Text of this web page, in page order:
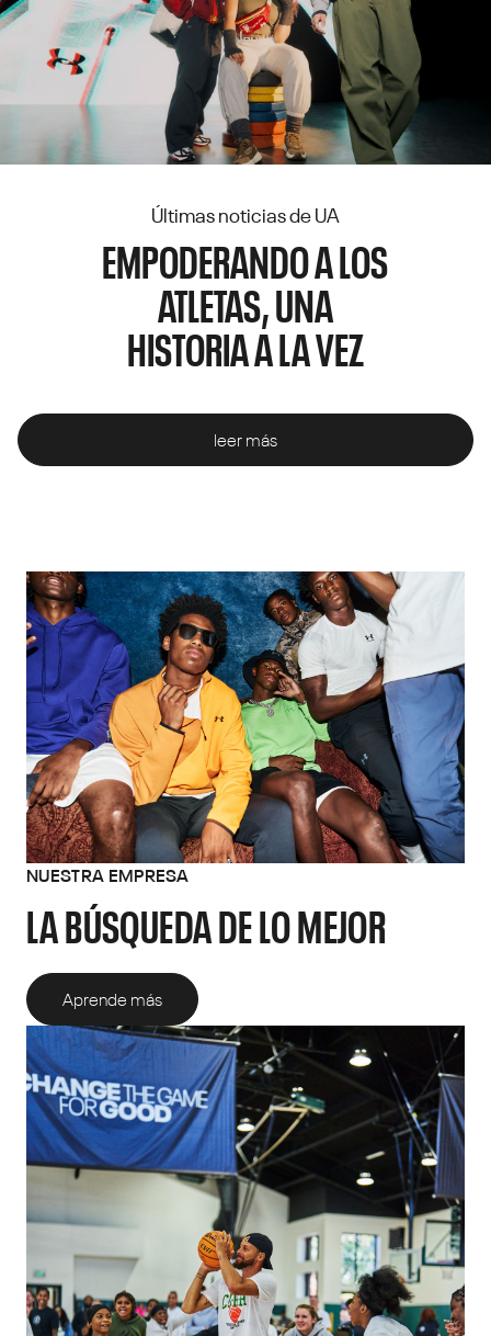
Últimas noticias de UA
EMPODERANDO A LOS
ATLETAS, UNA
HISTORIA A LA VEZ
leer más
NUESTRA EMPRESA
LA BÚSQUEDA DE LO MEJOR
Aprende más